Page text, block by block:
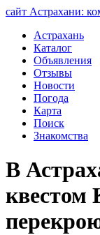
сайт Астрахани:
Астрахань
Каталог
Объявления
Отзывы
Новости
Погода
Карта
Поиск
Знакомства
В
квестом